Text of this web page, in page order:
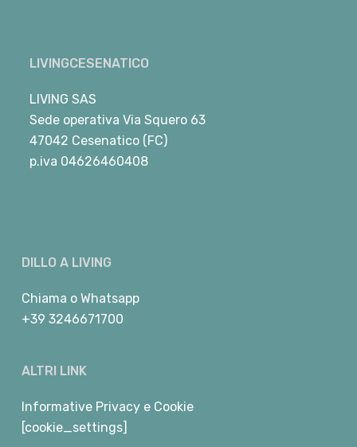
LIVINGCESENATICO
LIVING SAS
Sede operativa Via Squero 63
47042 Cesenatico (FC)
p.iva 04626460408
DILLO A LIVING
Chiama o Whatsapp
+39 3246671700
ALTRI LINK
Informative Privacy e Cookie
[cookie_settings]